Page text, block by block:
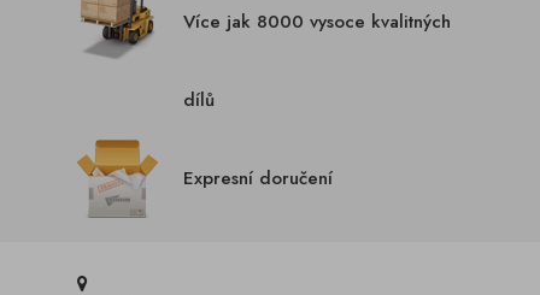
Více jak 8000 vysoce kvalitných
dílů
Expresní doručení